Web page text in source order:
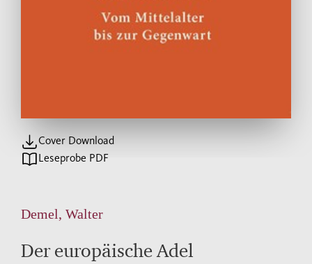
Cover Download
Leseprobe PDF
Demel, Walter
Der europäische Adel